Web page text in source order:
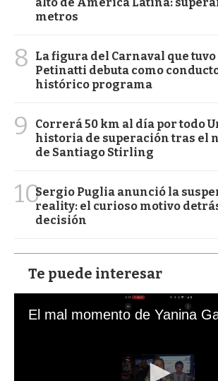
metros
8
La figura del Carnaval que
Petinatti debuta como
histórico programa
9
Correrá 50 km al día por todo
historia de superación tras el
de Santiago Stirling
10Sergio Puglia anunció la
reality: el curioso motivo
decisión
Te puede interesar